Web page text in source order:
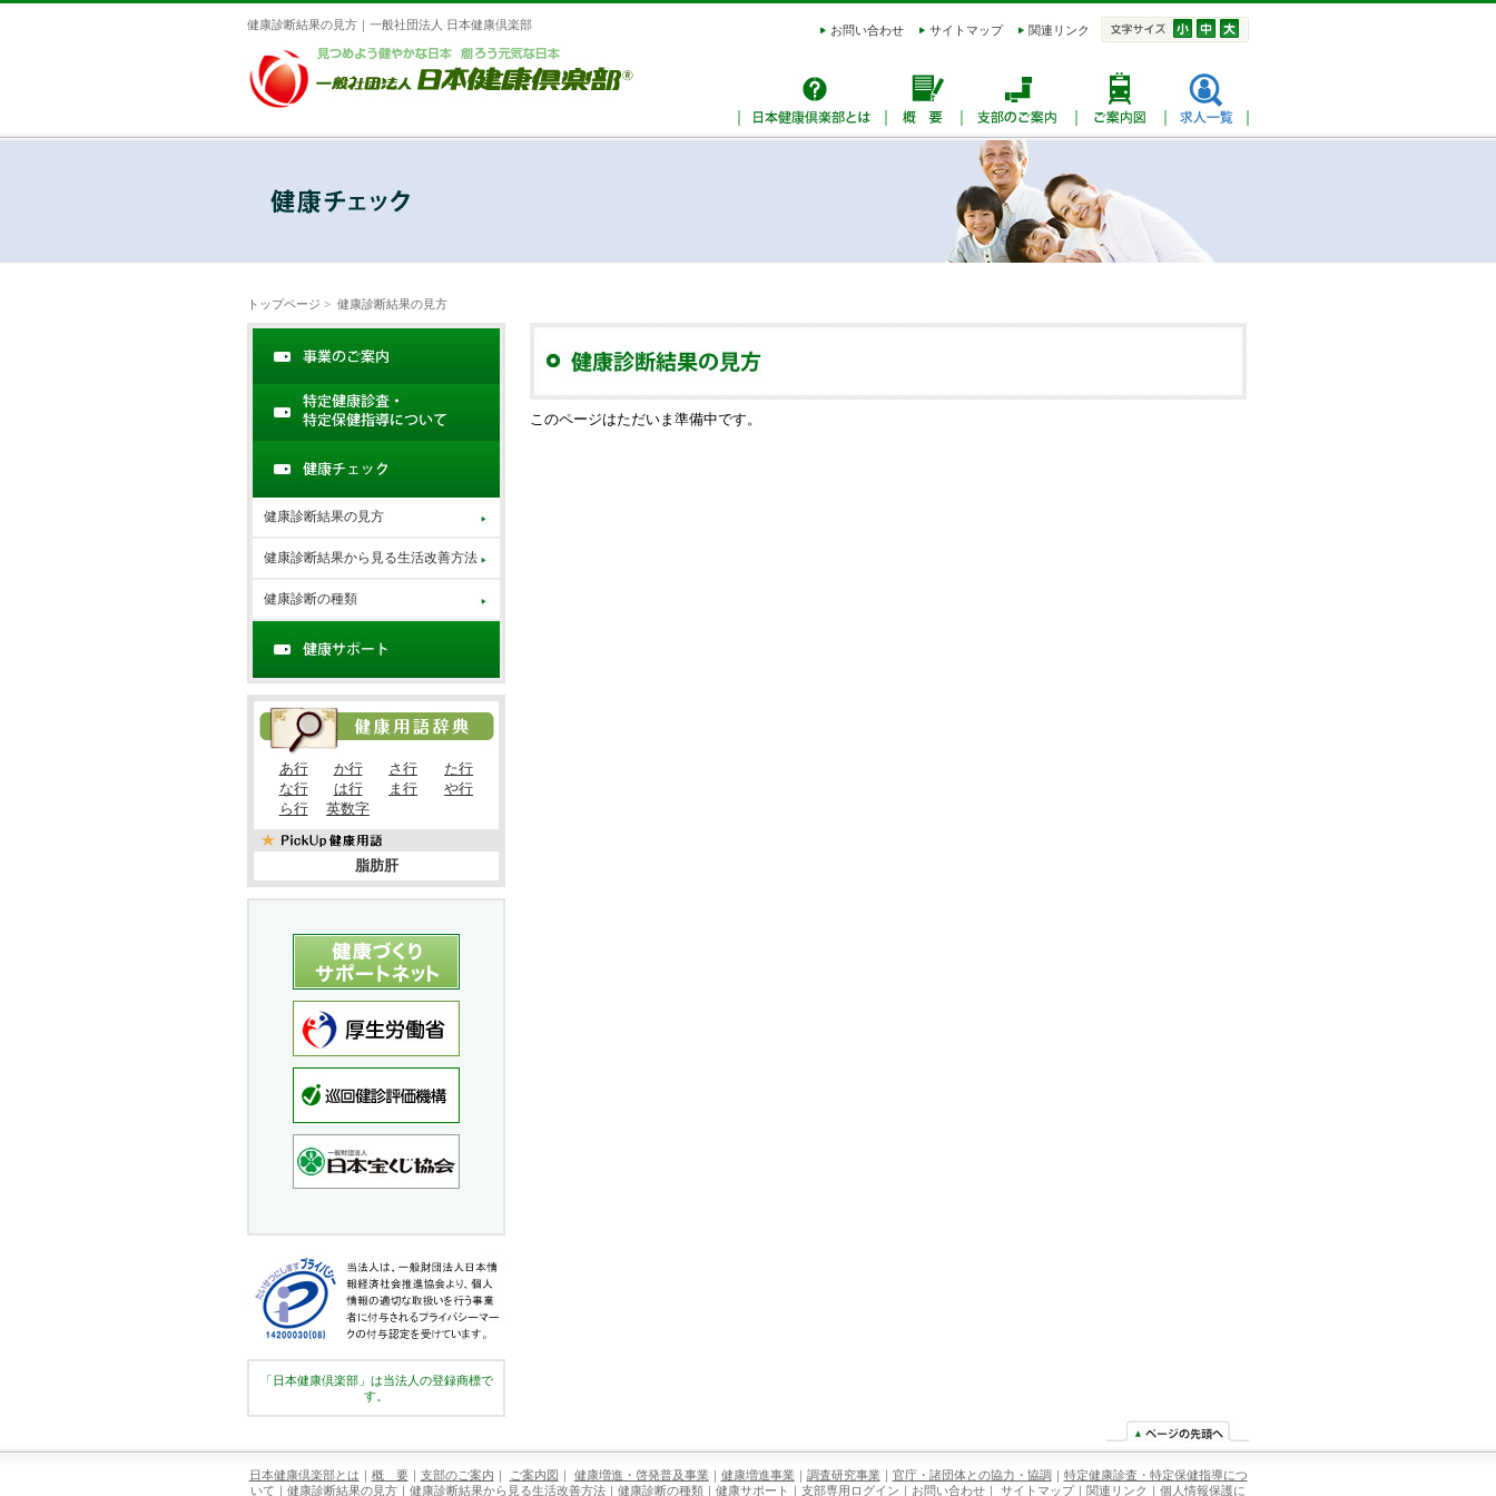
健康診断結果の見方｜一般社団法人 日本健康倶楽部 お問い合わせ サイトマップ 関連リンク
トップページ > 健康診断結果の見方
健康診断結果の見方
健康診断結果から見る生活改善方法
健康診断の種類
あ行 か行 さ行
た行
な行
は行 ま行
や行
ら行
英数字
脂肪肝
「日本健康倶楽部」は当法人の登録商標で
す。
このページはただいま準備中です。
日本健康倶楽部とは ｜ 概 要｜ 支部のご案内 ｜ ご案内図 ｜ 健康増進・啓発普及事業｜ 健康増進事業｜ 調査研究事業｜ 官庁・諸団体との協力・協調 ｜ 特定健康診査・特定保健指導につ
いて ｜ 健康診断結果の見方 ｜ 健康診断結果から見る生活改善方法 ｜ 健康診断の種類 ｜ 健康サポート ｜ 支部専用ログイン ｜ お問い合わせ ｜ サイトマップ｜ 関連リンク ｜ 個人情報保護に